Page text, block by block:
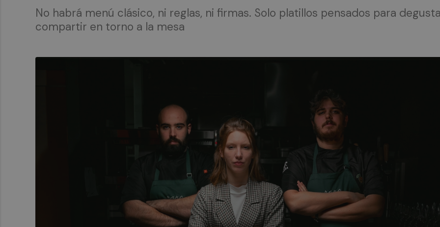
No habrá menú clásico, ni reglas, ni firmas. Solo platillos pensados para
compartir en torno a la mesa